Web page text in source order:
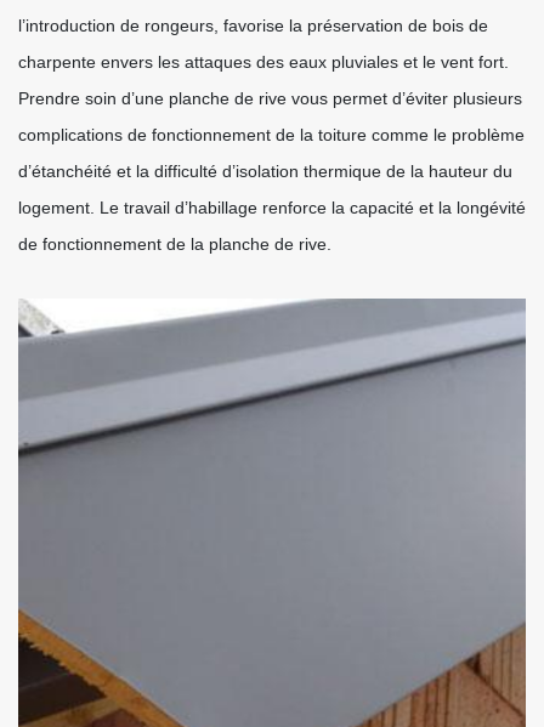
l’introduction de rongeurs, favorise la préservation de bois de
charpente envers les attaques des eaux pluviales et le vent fort.
Prendre soin d’une planche de rive vous permet d’éviter plusieurs
complications de fonctionnement de la toiture comme le problème
d’étanchéité et la difficulté d’isolation thermique de la hauteur du
logement. Le travail d’habillage renforce la capacité et la longévité
de fonctionnement de la planche de rive.